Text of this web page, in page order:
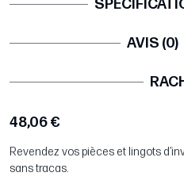
AVIS (0)
48,06 €
Revendez vos pièces et lingots
sans tracas.